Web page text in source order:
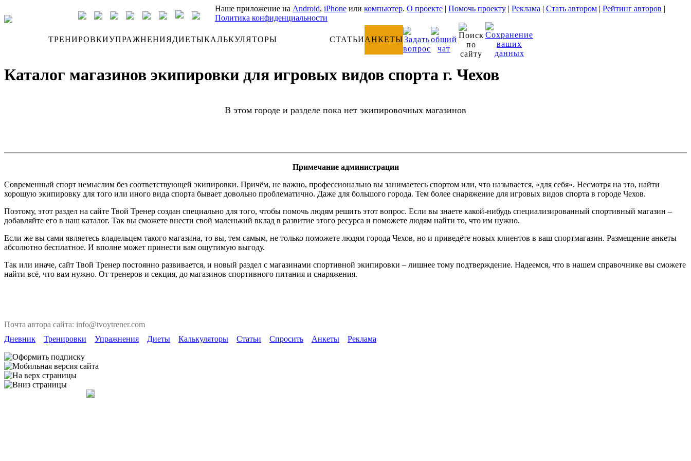
Наше приложение на Android, iPhone или компьютер. О проекте | Помочь проекту | Реклама | Стать автором | Рейтинг авторов |
Политика конфиденциальности
ТРЕНИРОВКИУПРАЖНЕНИЯДИЕТЫКАЛЬКУЛЯТОРЫ СТАТЬИАНКЕТЫ
Каталог магазинов экипировки для игровых видов спорта г. Чехов
В этом городе и разделе пока нет экипировочных магазинов
Примечание администрации
Современный спорт немыслим без соответствующей экипировки. Причём, не важно, профессионально вы занимаетесь спортом или, что называется, «для себя». Несмотря на это, найти
хорошую экипировку для того или иного вида спорта бывает довольно проблематично. Даже для большого города. Тем более снаряжение для игровых видов спорта в городе Чехов.
Поэтому, этот раздел на сайте Твой Тренер создан специально для того, чтобы помочь людям решить этот вопрос. Если вы знаете какой-нибудь специализированный спортивный магазин –
добавляйте его в наш каталог. Так вы сможете внести свой маленький вклад в развитие этого ресурса и поможете людям найти то, что им нужно.
Если же вы сами являетесь владельцем такого магазина, то вы, тем самым, не только поможете людям города Чехов, но и приведёте новых клиентов в ваш спортмагазин. Размещение анкеты
абсолютно бесплатное. И вполне может принести вам ощутимую выгоду.
Так или иначе, сайт Твой Тренер постоянно развивается, и новый раздел с магазинами спортивной экипировки – лишнее тому подтверждение. Надеемся, что в нашем справочнике вы сможете
найти всё, что вам нужно. От тренеров и секция, до магазинов спортивного питания и снаряжения.
Почта автора сайта: info@tvoytrener.com
Дневник
Тренировки Упражнения Диеты Калькуляторы Статьи Спросить Анкеты Реклама